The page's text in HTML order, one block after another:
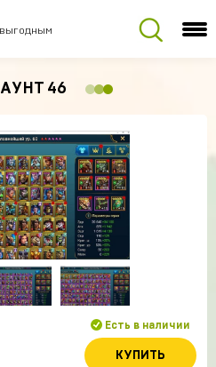
выгодным
46
Есть в наличии
КУПИТЬ